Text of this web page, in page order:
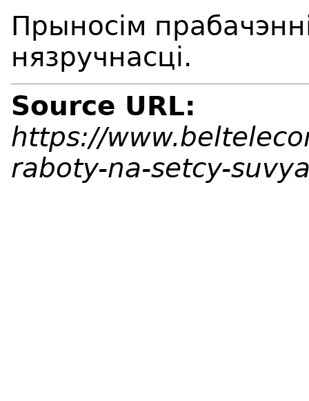
Прыносім
нязручнасці.
Source URL:
https://
raboty-na-setcy-